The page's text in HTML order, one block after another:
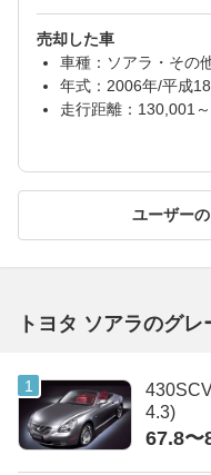
売却した車
車種：ソアラ・その
年式：2006年/平成
走行距離：130,001
ユーザー
トヨタ ソアラのグ
4.3)
67.8〜